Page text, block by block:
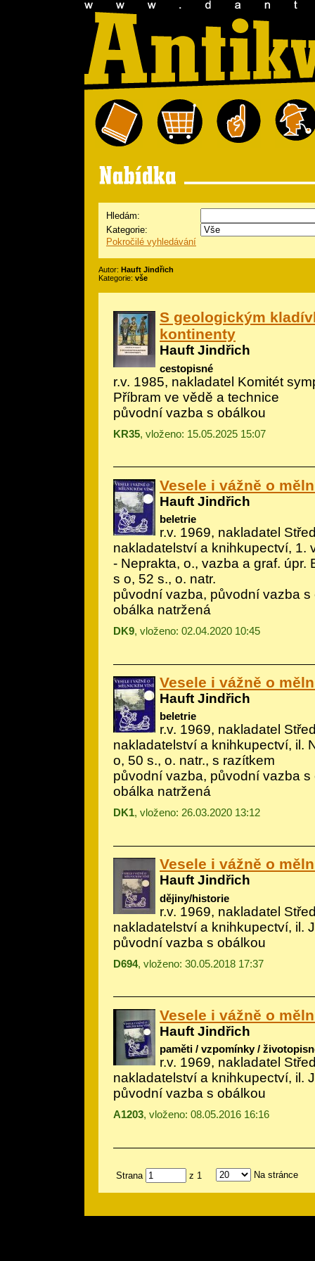
Hledám:
Kategorie:
Pokročilé vyhledávání
Autor: Hauft Jindřich
Kategorie: vše
S geologickým
kontinenty
Hauft Jindřich
cestopisné
r.v. 1985, nakladatel Komitét
Příbram ve vědě a technice
původní vazba s obálkou
KR35, vloženo: 15.05.2025 15:07
Vesele i vážně o
Hauft Jindřich
beletrie
r.v. 1969, nakladatel
nakladatelství a knihkupectví, 1.
- Neprakta, o., vazba a graf. úpr.
s o, 52 s., o. natr.
původní vazba, původní vazba s
obálka natržená
DK9, vloženo: 02.04.2020 10:45
Vesele i vážně o
Hauft Jindřich
beletrie
r.v. 1969, nakladatel
nakladatelství a knihkupectví, il.
o, 50 s., o. natr., s razítkem
původní vazba, původní vazba s
obálka natržená
DK1, vloženo: 26.03.2020 13:12
Vesele i vážně o
Hauft Jindřich
dějiny/historie
r.v. 1969, nakladatel
nakladatelství a knihkupectví, il.
původní vazba s obálkou
D694, vloženo: 30.05.2018 17:37
Vesele i vážně o
Hauft Jindřich
paměti / vzpomínky /
r.v. 1969, nakladatel
nakladatelství a knihkupectví, il.
původní vazba s obálkou
A1203, vloženo: 08.05.2016 16:16
Strana z 1 Na stránce